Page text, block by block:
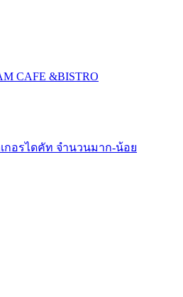
CAFE &BISTRO
กอรไดคัท จำนวนมาก-น้อย